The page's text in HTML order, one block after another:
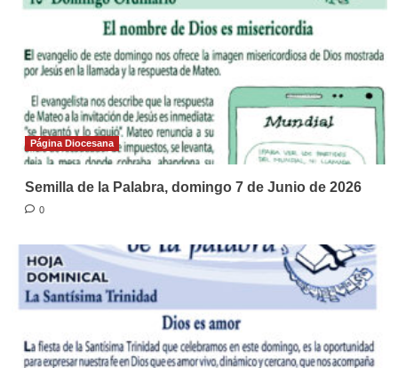
Página Diocesana
Semilla de la Palabra, domingo 7 de Junio de 2026
0